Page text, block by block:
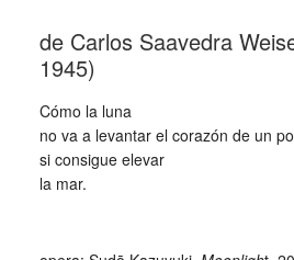
de Carlos Saavedra
1945)
Cómo la luna
no va a levantar el corazón de un
si consigue elevar
la mar.